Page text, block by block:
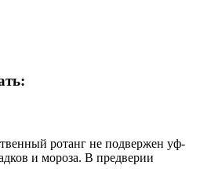
ротанг не подвержен уф-
и мороза. В предверии